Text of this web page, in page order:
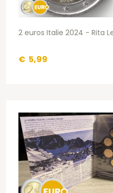
2 euros Italie 2024 - Rita
€ 5,99